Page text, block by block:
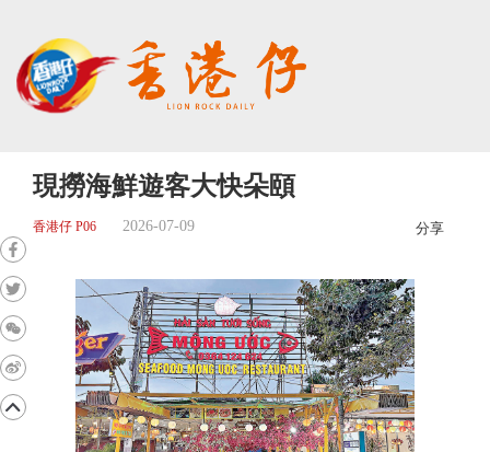
現撈海鮮遊客大快朵頤
香港仔 P06 2026-07-09 分享